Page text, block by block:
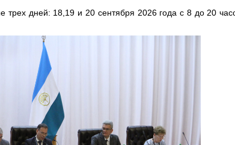
трех дней: 18,19 и 20 сентября 2026 года с 8 до 20